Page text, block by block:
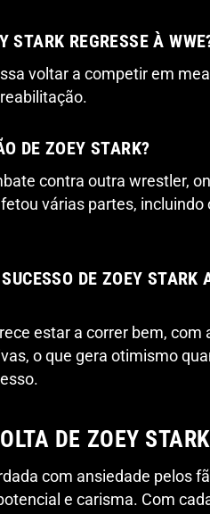
STARK REGRESSE À
voltar a competir em
DE ZOEY STARK?
contra outra wrestler,
várias partes, incluindo
DE ZOEY STARK
estar a correr bem, com
o que gera otimismo
DE ZOEY STARK
com ansiedade pelos
e carisma. Com